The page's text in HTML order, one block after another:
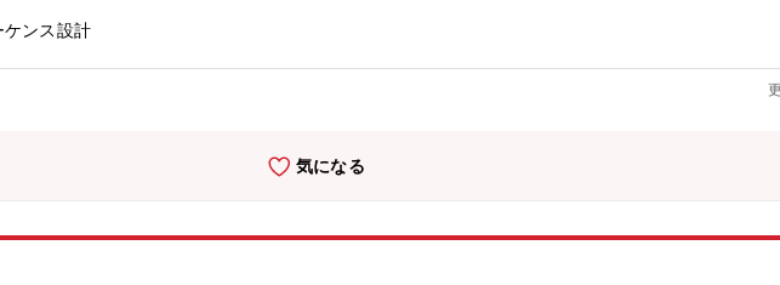
設計ではなく、AI画像認識産業用カメラ、X線検査装置、搬送設備、PLC制御生産ラインインテグレ
づくりに携われます。■製品開発ではなく「顧客の課題解決」に深く関われる顧客の検査課題をヒア
、協力会社やメーカーとの調整現地での立ち上げまで担当します。つまり、技術者でありながらプ
社について】・2020年設立のスタートアップで設立4年目でグロース市場上場を達成した企業です
ーはキーエンス出身者や大手銀行出身者で構成され、スタートアップながらも堅実な経営を推進し
ケンス設計
気になる